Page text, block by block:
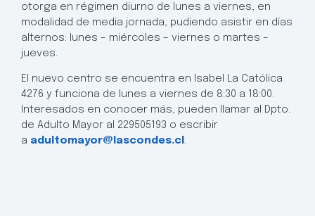
otorga en régimen diurno de lunes a viernes, en
modalidad de media jornada, pudiendo asistir en días
alternos: lunes – miércoles – viernes o martes –
jueves.
El nuevo centro se encuentra en Isabel La Católica
4276 y funciona de lunes a viernes de 8:30 a 18:00.
Interesados en conocer más, pueden llamar al Dpto.
de Adulto Mayor al 229505193 o escribir
a adultomayor@lascondes.cl.